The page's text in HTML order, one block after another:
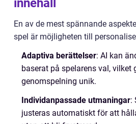
innehåll
En av de mest spännande
spel är möjligheten till
Adaptiva berättelser: AI kan
baserat på spelarens val, vilket
genomspelning unik.
Individanpassade utmaningar:
justeras automatiskt för att